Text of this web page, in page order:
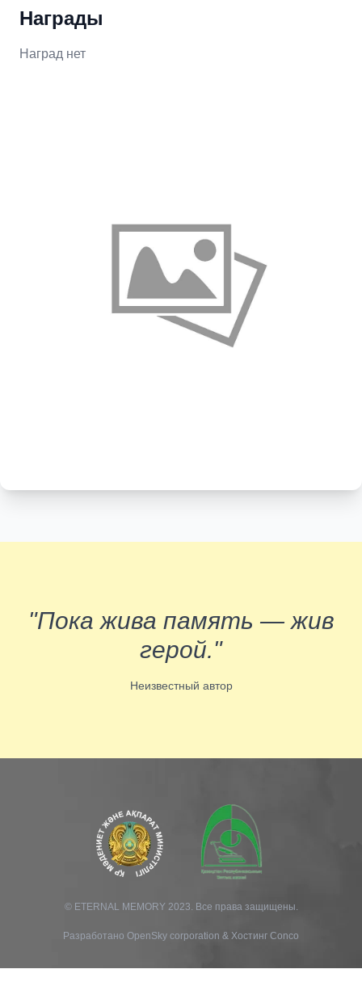
Награды
Наград нет
"Пока жива память — жив
герой."
Неизвестный автор
© ETERNAL MEMORY 2023. Все права защищены.
Разработано OpenSky corporation & Хостинг Conco